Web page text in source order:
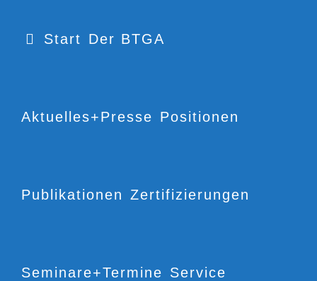
Start Der BTGA
Aktuelles+Presse Positionen
Publikationen Zertifizierungen
Seminare+Termine Service